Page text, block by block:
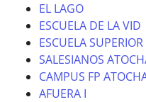
EL LAGO
ESCUELA DE LA VID
ESCUELA
SALESIANOS
CAMPUS FP
AFUERA I